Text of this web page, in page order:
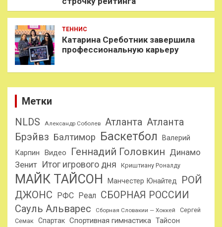
ТЕННИС
Катарина Среботник завершила
профессиональную карьеру
Метки
NLDS
Александр Соболев Атланта Атланта
Брэйвз Балтимор Баскетбол
Валерий
Карпин
Видео Геннадий Головкин Динамо
Зенит Итог игрового дня Криштиану Роналду
МАЙК ТАЙСОН Манчестер Юнайтед
РОЙ
ДЖОНС
РФС Реал СБОРНАЯ РОССИИ
Сауль Альварес Сборная Словакии — Хоккей
Сергей
Семак Спартак Спортивная гимнастика Тайсон